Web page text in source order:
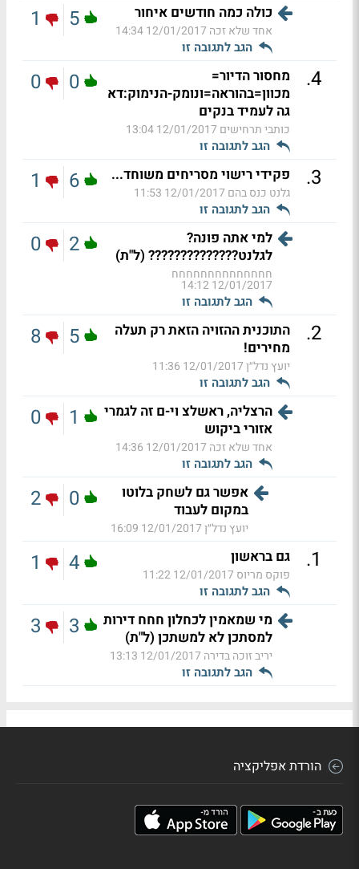
כולה כמה חודשים איחור
אחד שלא זכה 12/01/2017 14:34
הגב לתגובה זו
5
1
4
.
מחסור הדיור=
מכוון=בהוראה=ונומק-הנימוק:דא
גה לעמיד בנקים
כותבי תרחישים 12/01/2017 13:04
הגב לתגובה זו
0
0
3
. פקידי רישוי מסריחים משוחד...
גלנט כנס בהם 12/01/2017 11:53
הגב לתגובה זו
6
1
למי אתה פונה?
לגלנט?????????????? (ל"ת)
חחחחחחחחחחחחחח
12/01/2017 14:12
הגב לתגובה זו
2
0
2
.
התוכנית ההזויה הזאת רק תעלה
מחירים!
יועץ נדל״ן12/01/2017 11:36
הגב לתגובה זו
5
8
הרצליה, ראשלצ וי-ם זה לגמרי
אזורי ביקוש
אחד שלא זכה 12/01/2017 14:36
הגב לתגובה זו
1
0
אפשר גם לשחק בלוטו
במקום לעבוד
יועץ נדל״ן12/01/2017 16:09
0
2
1
. גם בראשון
פוקס מריוס 12/01/2017 11:22
הגב לתגובה זו
4
1
מי שמאמין לכחלון חחח דירות
למסתכן לא למשתכן (ל"ת)
יריב זוכה בדירה 12/01/2017 13:13
הגב לתגובה זו
3
3
הורדת אפליקציה